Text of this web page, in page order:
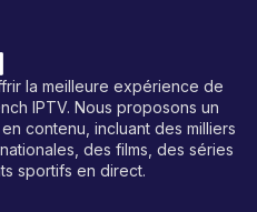
la meilleure expérience de
IPTV. Nous proposons un
contenu, incluant des milliers
des films, des séries
sportifs en direct.